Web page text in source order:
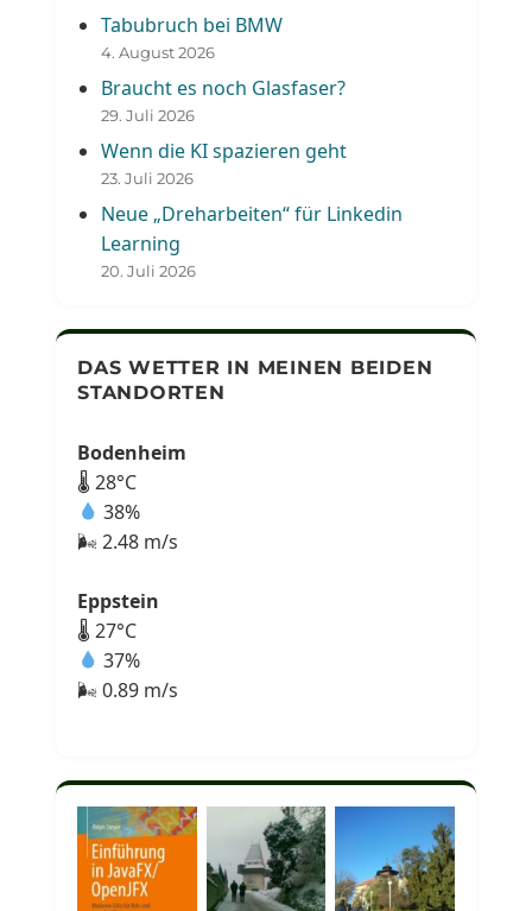
Tabubruch bei BMW
4. August 2026
Braucht es noch Glasfaser?
29. Juli 2026
Wenn die KI spazieren geht
23. Juli 2026
Neue „Dreharbeiten“ für Linkedin
Learning
20. Juli 2026
DAS WETTER IN MEINEN BEIDEN
STANDORTEN
Bodenheim
🌡 28°C
38%
🌬 2.48 m/s
Eppstein
🌡 27°C
37%
🌬 0.89 m/s